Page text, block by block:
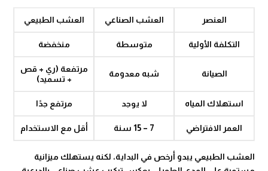
العنصر العشب الصناعي العشب الطبيعي
التكلفة الأولية متوسطة منخفضة
الصيانة شبه معدومة
مرتفعة (ري + قص
+ تسميد)
استهلاك المياه لا يوجد مرتفع جدًا
العمر الافتراضي 7 – 15 سنة أقل مع الاستخدام
العشب الطبيعي يبدو أرخص في البداية، لكنه يستهلك ميزانية